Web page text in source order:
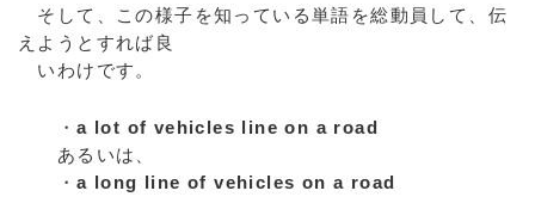
そして、この様子を知っている単語を総動員して、伝
えようとすれば良
いわけです。
・a lot of vehicles line on a road
あるいは、
・a long line of vehicles on a road